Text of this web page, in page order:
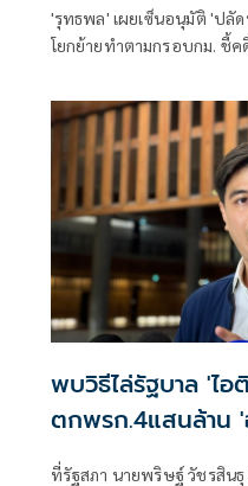
'รุทธพล' เผยเซ็นอนุมัติ 'ปลั
โยกย้ายทำตามกรอบกม. ชี้ค
พบวิธีไล่รัฐบาล 'ไ
ตกพรก.4แสนล้าน
ออก
ที่รัฐสภา นายพริษฐ์ วัชรสิน